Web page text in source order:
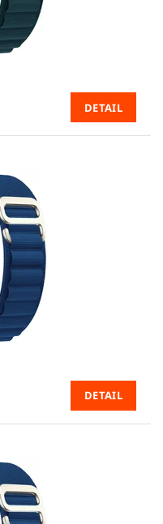
DETAIL
DETAIL